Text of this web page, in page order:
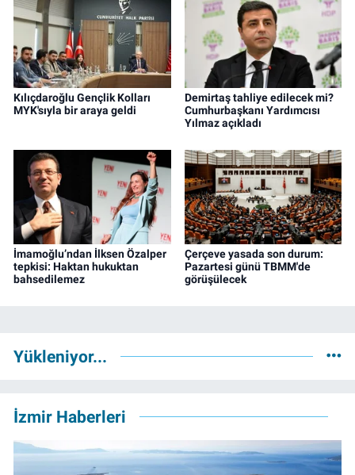
Kılıçdaroğlu Gençlik Kolları
MYK'sıyla bir araya geldi
Demirtaş tahliye edilecek mi?
Cumhurbaşkanı Yardımcısı
Yılmaz açıkladı
İmamoğlu’ndan İlksen Özalper
tepkisi: Haktan hukuktan
bahsedilemez
Çerçeve yasada son durum:
Pazartesi günü TBMM'de
görüşülecek
Yükleniyor...
İzmir Haberleri